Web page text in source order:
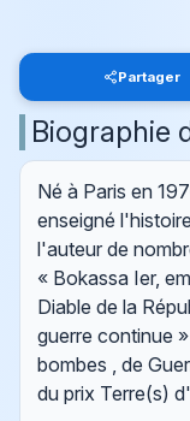
Partager
Biographie
Né à Paris en
enseigné
l'auteur de
« Bokassa Ier,
Diable de la
guerre continue
bombes , de
du prix Terre(s)